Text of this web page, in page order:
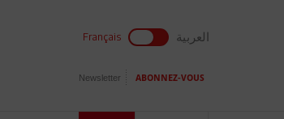
Français العربية
Newsletter ABONNEZ-VOUS